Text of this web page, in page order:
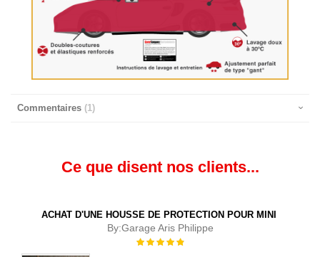
Commentaires 1
Ce que disent nos clients...
ACHAT D'UNE HOUSSE DE PROTECTION POUR MINI
By:Garage Aris Philippe
Évaluation :